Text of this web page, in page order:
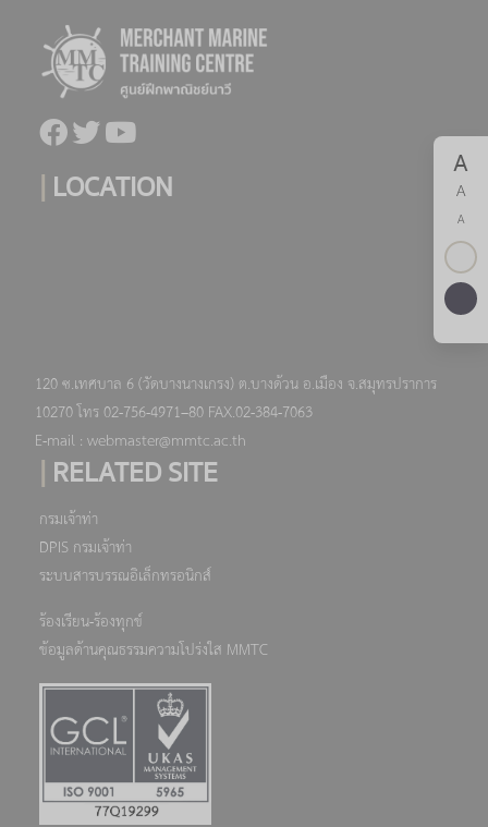
| LOCATION
120 ซ.เทศบาล 6 (วัดบางนางเกรง) ต.บางด้วน อ.เมือง จ.สมุทรปราการ
10270 โทร 02-756-4971–80 FAX.02-384-7063
E-mail : webmaster@mmtc.ac.th
| RELATED SITE
กรมเจ้าท่า
DPIS กรมเจ้าท่า
ระบบสารบรรณอิเล็กทรอนิกส์
ร้องเรียน-ร้องทุกข์
ข้อมูลด้านคุณธรรมความโปร่งใส MMTC
A
A
A